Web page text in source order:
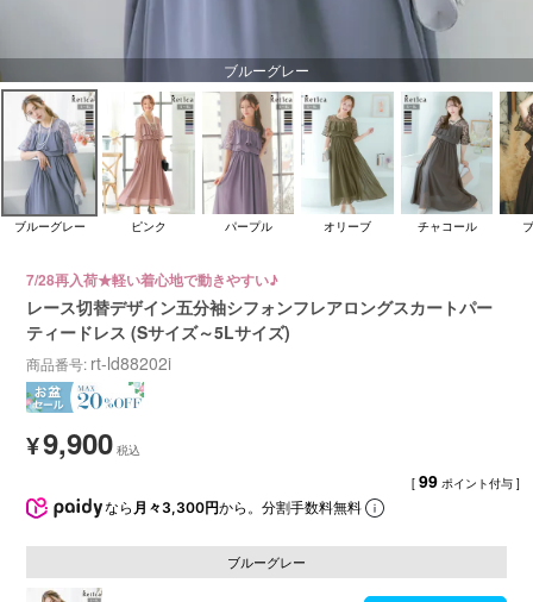
ブルーグレー
ブルーグレー ピンク パープル オリーブ チャコール
7/28再入荷★軽い着心地で動きやすい♪
レース切替デザイン五分袖シフォンフレアロングスカートパー
ティードレス (Sサイズ～5Lサイズ)
商品番号 rt-ld88202i
¥9,900
[ 99 ポイント付与 ]
なら 月々3,300円から。分割手数料無料
ブルーグレー